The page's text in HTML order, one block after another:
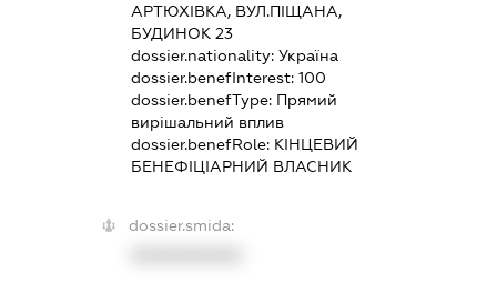
АРТЮХІВКА, ВУЛ.ПІЩАНА,
БУДИНОК 23
dossier.nationality: Україна
dossier.benefInterest: 100
dossier.benefType: Прямий
вирішальний вплив
dossier.benefRole: КІНЦЕВИЙ
БЕНЕФІЦІАРНИЙ ВЛАСНИК
dossier.smida: